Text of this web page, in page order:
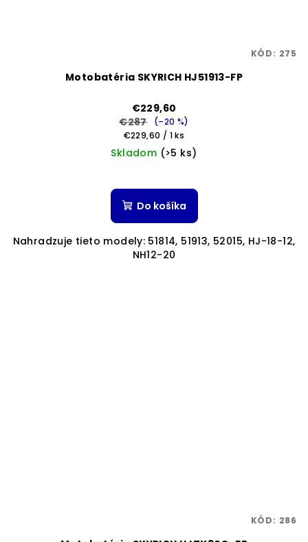
Motobatéria SKYRICH HJ51913-FP
€229,60
€287
(–20 %)
Jednotková
cena:
€229,60 / 1 ks
Skladom (>5 ks)
hodnotenie
produktu
z
5
Do košíka
Nahradzuje tieto modely: 51814, 51913, 52015, HJ-18-12,
NH12-20
KÓD: 275
KÓD: 286